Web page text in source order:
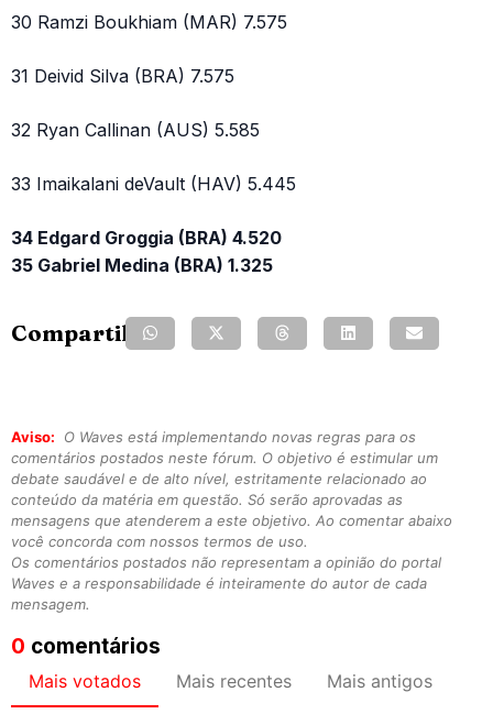
30 Ramzi Boukhiam (MAR) 7.575
31 Deivid Silva (BRA) 7.575
32 Ryan Callinan (AUS) 5.585
33 Imaikalani deVault (HAV) 5.445
34 Edgard Groggia (BRA) 4.520
35 Gabriel Medina (BRA) 1.325
Compartilhe:
Aviso:
O Waves está implementando novas regras para os
comentários postados neste fórum. O objetivo é estimular um
debate saudável e de alto nível, estritamente relacionado ao
conteúdo da matéria em questão. Só serão aprovadas as
mensagens que atenderem a este objetivo. Ao comentar abaixo
você concorda com nossos termos de uso.
Os comentários postados não representam a opinião do portal
Waves e a responsabilidade é inteiramente do autor de cada
mensagem.
0 comentários
Mais votados Mais recentes Mais antigos